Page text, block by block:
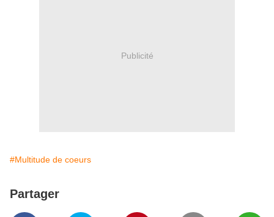
Publicité
#Multitude de coeurs
Partager